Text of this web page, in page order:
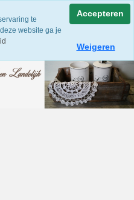
te
website ga je
Accepteren
Weigeren